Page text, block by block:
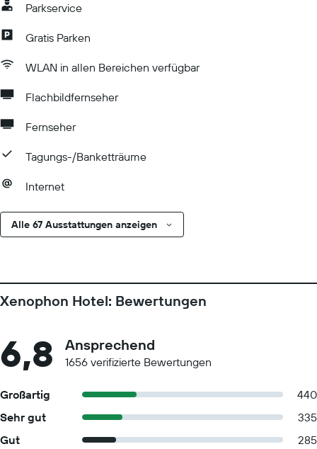
Parkservice
Gratis Parken
WLAN in allen Bereichen verfügbar
Flachbildfernseher
Fernseher
Tagungs-/Banketträume
Internet
Alle 67 Ausstattungen anzeigen
Xenophon Hotel: Bewertungen
6,8 Ansprechend
1656 verifizierte Bewertungen
Großartig
440
Sehr gut
335
Gut
285